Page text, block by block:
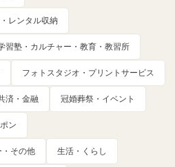
レンタル収納
習塾・カルチャー・教育・教習所
フォトスタジオ・プリントサービス
済・金融 冠婚葬祭・イベント
ン
・その他 生活・くらし